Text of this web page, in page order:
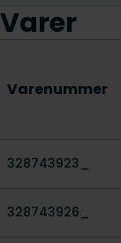
Varer
Varenummer
328743923_
328743926_